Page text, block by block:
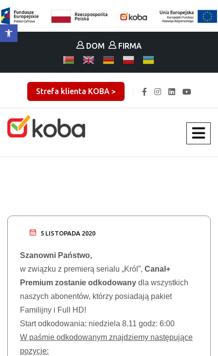
DOM FIRMA
Strefa klienta KOBA >
5 LISTOPADA 2020
Szanowni Państwo,
w związku z premierą serialu „Król”, Canal+
Premium zostanie odkodowany dla wszystkich
naszych abonentów, którzy posiadają pakiet
Familijny i Full HD!
Start odkodowania: niedziela 8.11 godz: 6:00
W paśmie odkodowanym znajdziemy następujące
pozycje:
Otwórz pasek narzędzi